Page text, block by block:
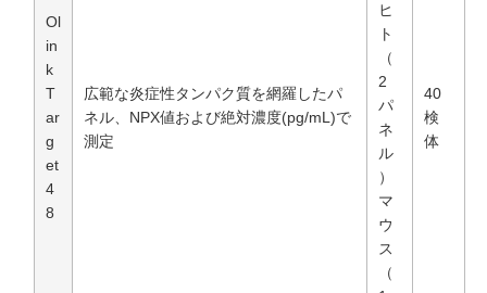
Ol
in
k
T
ar
g
et
4
8
広範な炎症性タンパク質を網羅したパ
ネル、NPX値および絶対濃度(pg/mL)で
測定
ヒ
ト
（
2
パ
ネ
ル
）
マ
ウ
ス
（
40
検
体